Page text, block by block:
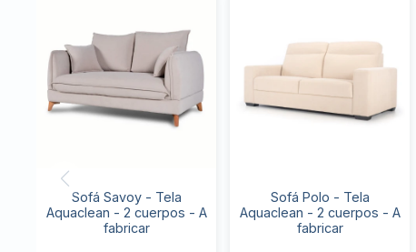
Sofá Savoy - Tela
Aquaclean - 2 cuerpos - A
fabricar
Sofá Polo - Tela
Aquaclean - 2 cuerpos - A
fabricar